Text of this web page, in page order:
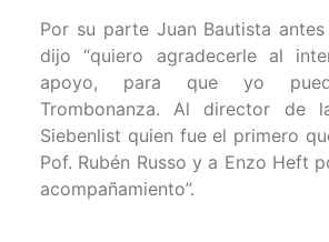
Por su parte Juan Bautista
dijo “quiero agradecerle al
apoyo, para que yo
Trombonanza. Al director de
Siebenlist quien fue el primero
Pof. Rubén Russo y a Enzo Heft
acompañamiento”.